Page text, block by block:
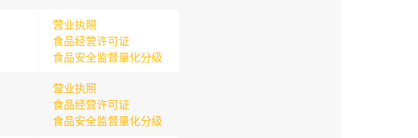
营业执照
食品经营许可证
食品安全监督量化分级
营业执照
食品经营许可证
食品安全监督量化分级